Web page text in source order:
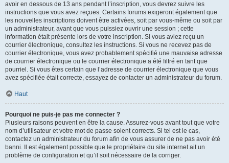
avoir en dessous de 13 ans pendant l’inscription, vous devrez suivre les
instructions que vous avez reçues. Certains forums exigeront également que
les nouvelles inscriptions doivent être activées, soit par vous-même ou soit par
un administrateur, avant que vous puissiez ouvrir une session ; cette
information était présente lors de votre inscription. Si vous aviez reçu un
courrier électronique, consultez les instructions. Si vous ne recevez pas de
courrier électronique, vous avez probablement spécifié une mauvaise adresse
de courrier électronique ou le courrier électronique a été filtré en tant que
pourriel. Si vous êtes certain que l’adresse de courrier électronique que vous
avez spécifiée était correcte, essayez de contacter un administrateur du forum.
Haut
Pourquoi ne puis-je pas me connecter ?
Plusieurs raisons peuvent en être la cause. Assurez-vous avant tout que votre
nom d’utilisateur et votre mot de passe soient corrects. Si tel est le cas,
contactez un administrateur du forum afin de vous assurer de ne pas avoir été
banni. Il est également possible que le propriétaire du site internet ait un
problème de configuration et qu’il soit nécessaire de la corriger.